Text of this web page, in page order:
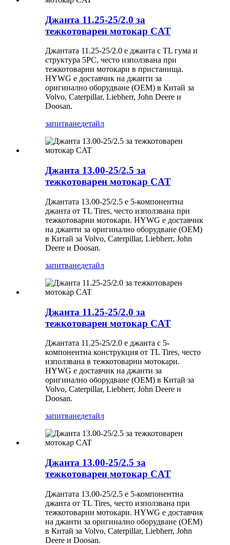
Джанта 11.25-25/2.0 за
тежкотоварен мотокар CAT
Джантата 11.25-25/2.0 е джанта с TL гума и
структура 5PC, често използвана при
тежкотоварни мотокари в пристанища.
HYWG е доставчик на джанти за
оригинално оборудване (OEM) в Китай за
Volvo, Caterpillar, Liebherr, John Deere и
Doosan.
запитванедетайл
Джанта 13.00-25/2.5 за
тежкотоварен мотокар CAT
Джантата 13.00-25/2.5 е 5-компонентна
джанта от TL Tires, често използвана при
тежкотоварни мотокари. HYWG е доставчик
на джанти за оригинално оборудване (OEM)
в Китай за Volvo, Caterpillar, Liebherr, John
Deere и Doosan.
запитванедетайл
Джанта 11.25-25/2.0 за
тежкотоварен мотокар CAT
Джантата 11.25-25/2.0 е джанта с 5-
компонентна конструкция от TL Tires, често
използвана в тежкотоварни мотокари.
HYWG е доставчик на джанти за
оригинално оборудване (OEM) в Китай за
Volvo, Caterpillar, Liebherr, John Deere и
Doosan.
запитванедетайл
Джанта 13.00-25/2.5 за
тежкотоварен мотокар CAT
Джантата 13.00-25/2.5 е 5-компонентна
джанта от TL Tires, често използвана при
тежкотоварни мотокари. HYWG е доставчик
на джанти за оригинално оборудване (OEM)
в Китай за Volvo, Caterpillar, Liebherr, John
Deere и Doosan.